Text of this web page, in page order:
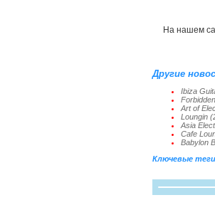
На нашем
Другие
Ibiza
Art of
Loungin
Asia
Cafe
Babylon
Ключевые